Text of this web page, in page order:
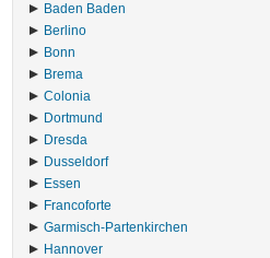
Baden Baden
Berlino
Bonn
Brema
Colonia
Dortmund
Dresda
Dusseldorf
Essen
Francoforte
Garmisch-Partenkirchen
Hannover